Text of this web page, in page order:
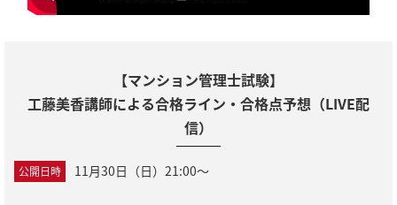
【マンション管理士試験】
工藤美香講師による合格ライン・合格点予想（LIVE配
信）
公開日時 11月30日（日）21:00～